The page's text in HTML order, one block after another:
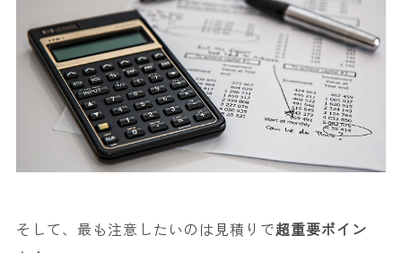
そして、最も注意したいのは見積りで超重要ポイン